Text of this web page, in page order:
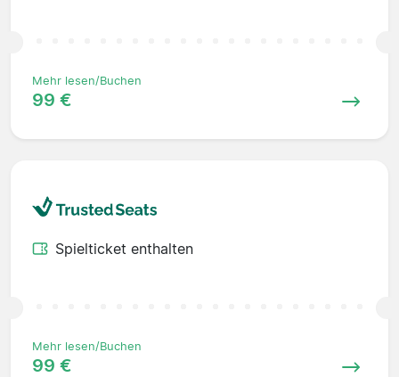
Mehr lesen/Buchen
99 €
Spielticket enthalten
Mehr lesen/Buchen
99 €